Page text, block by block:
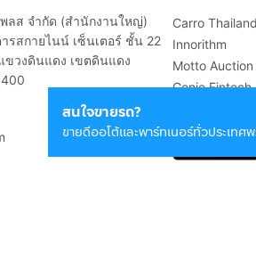
สนใจขายรถ?
ขายดีออโต้และพาร์ทเนอร์ทั่วประเท
พลส จำกัด (สำนักงานใหญ่)
รสกายไนน์ เซ็นเตอร์ ชั้น 22
วงดินแดง เขตดินแดง
Carro Thailand
Innorithm
Motto Auction
Genie Fintech